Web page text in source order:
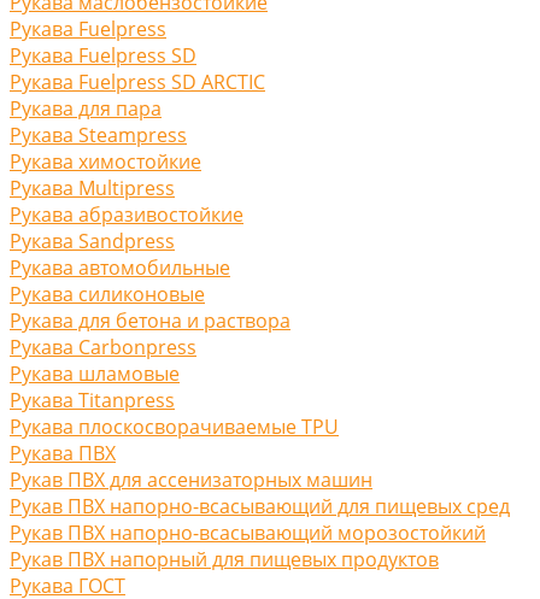
Рукава Fuelpress
Рукава Fuelpress SD
Рукава Fuelpress SD ARCTIC
Рукава для пара
Рукава Steampress
Рукава химостойкие
Рукава Multipress
Рукава абразивостойкие
Рукава Sandpress
Рукава автомобильные
Рукава силиконовые
Рукава для бетона и раствора
Рукава Carbonpress
Рукава шламовые
Рукава Titanpress
Рукава плоскосворачиваемые TPU
Рукава ПВХ
Рукав ПВХ для ассенизаторных машин
Рукав ПВХ напорно-всасывающий для пищевых сред
Рукав ПВХ напорно-всасывающий морозостойкий
Рукав ПВХ напорный для пищевых продуктов
Рукава ГОСТ